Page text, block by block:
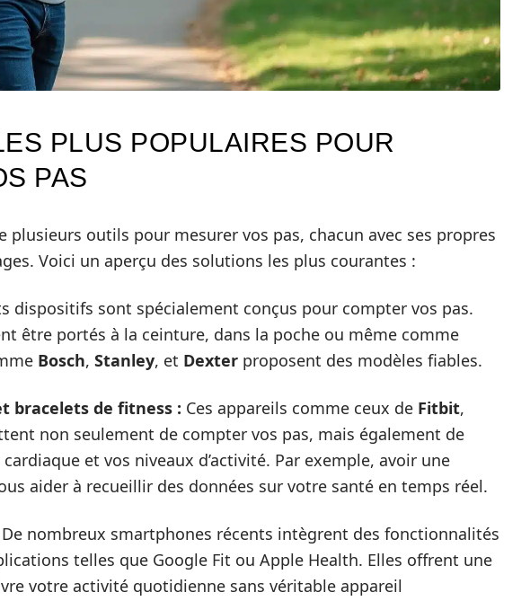
PLUS POPULAIRES POUR
PAS
plusieurs outils pour mesurer vos pas, chacun avec ses propres
Voici un aperçu des solutions les plus courantes :
dispositifs sont spécialement conçus pour compter vos pas.
être portés à la ceinture, dans la poche ou même comme
Bosch, Stanley, et Dexter proposent des modèles fiables.
bracelets de fitness : Ces appareils comme ceux de Fitbit,
non seulement de compter vos pas, mais également de
et vos niveaux d’activité. Par exemple, avoir une
aider à recueillir des données sur votre santé en temps réel.
De nombreux smartphones récents intègrent des fonctionnalités
telles que Google Fit ou Apple Health. Elles offrent une
votre activité quotidienne sans véritable appareil